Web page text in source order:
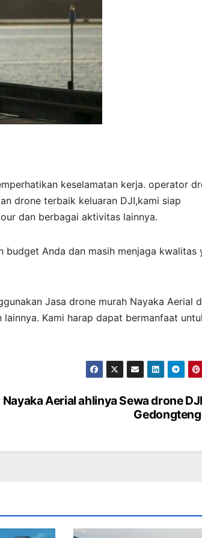
keselamatan kerja. operator
drone terbaik keluaran DJI,kami siap
dan berbagai aktivitas lainnya.
budget Anda dan masih menjaga kwalitas
Jasa drone murah Nayaka Aerial
Kami harap dapat bermanfaat
Nayaka Aerial ahlinya Sewa drone